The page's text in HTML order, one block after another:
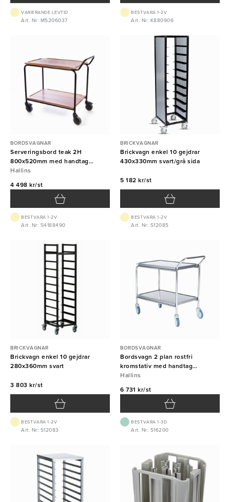
VARIERANDE LEVTID
Art. Nr: M5206037
BEST.VARA 1-2V
Art. Nr: K880906
BORDSVAGNAR
Serveringsbord teak 2H
800x520mm med handtag
Hallins
Hallins
4 498 kr/st
BEST.VARA 1-2V
Art. Nr: S4188490
BRICKVAGNAR
Brickvagn enkel 10 gejdrar
430x330mm svart/grå sida
5 182 kr/st
BEST.VARA 1-2V
Art. Nr: S12085
BRICKVAGNAR
Brickvagn enkel 10 gejdrar
280x360mm svart
3 803 kr/st
BEST.VARA 1-2V
Art. Nr: S12083
BORDSVAGNAR
Bordsvagn 2 plan rostfri
kromstativ med handtag
800x520x820mm ex frakt
Hallins
6 731 kr/st
BEST.VARA 1-3D
Art. Nr: S16200